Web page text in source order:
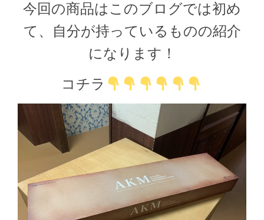
今回の商品はこのブログでは初め
て、自分が持っているものの紹介
になります！
コチラ